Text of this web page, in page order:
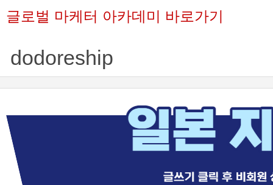
글로벌 마케터 아카데미 바로가기
dodoreship